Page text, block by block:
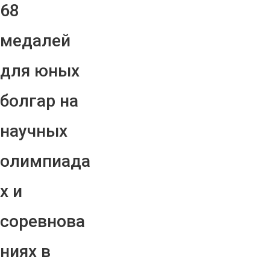
68
медалей
для юных
болгар на
научных
олимпиада
х и
соревнова
ниях в